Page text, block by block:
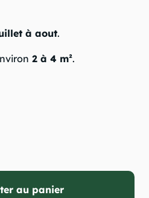
à aout.
2 à 4 m².
au panier